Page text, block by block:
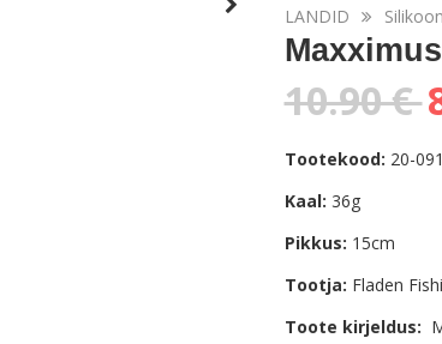
LANDID Silikoon
10.90 €
Tootekood: 20-
Kaal: 36g
Pikkus: 15cm
Tootja: Fladen
Toote kirjeldus: